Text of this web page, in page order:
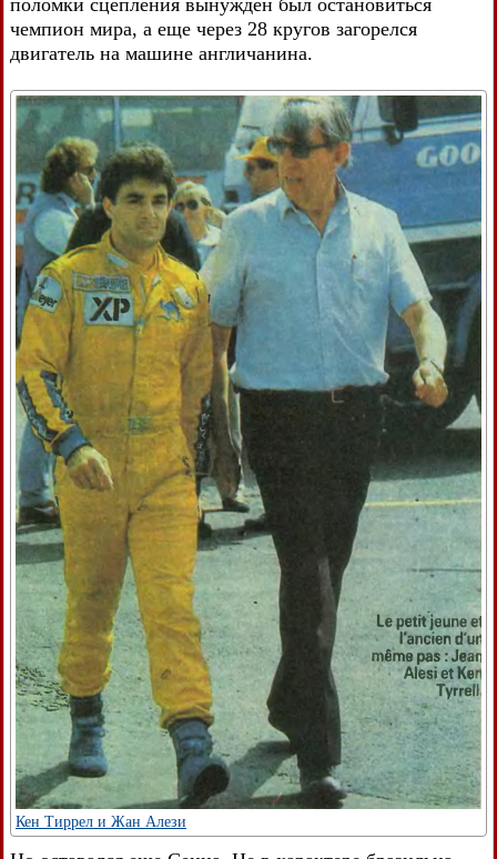
чемпион мира, а еще через 28 кругов загорелся
двигатель на машине англичанина.
Кен Тиррел и Жан Алези